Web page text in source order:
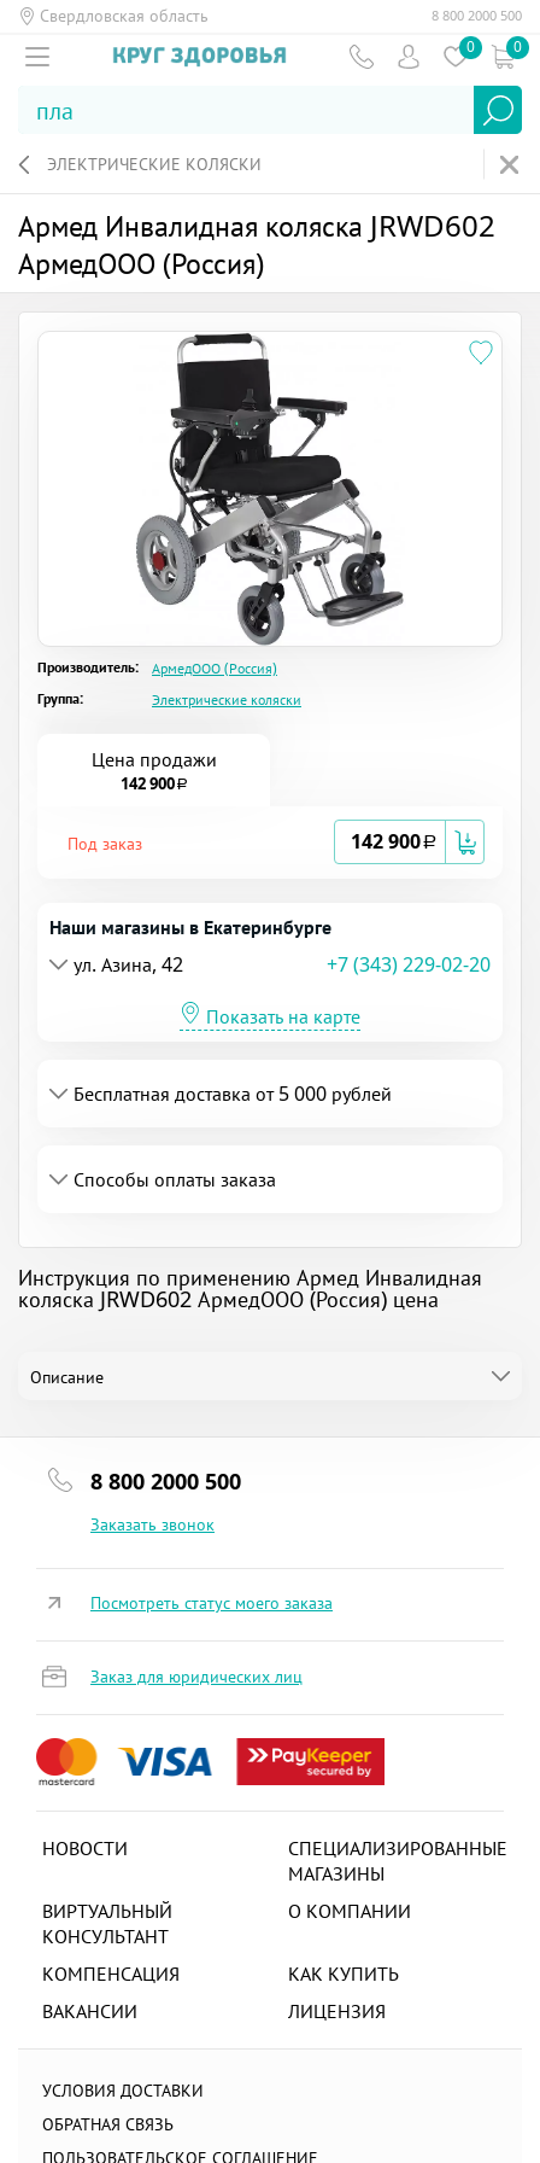
Свердловская область 8 800 2000 500
0 0
ЭЛЕКТРИЧЕСКИЕ КОЛЯСКИ
Армед Инвалидная коляска JRWD602
АрмедООО (Россия)
Производитель:
АрмедООО (Россия)
Группа:
Электрические коляски
Цена продажи
142 900a
Под заказ 142 900a
Наши магазины в Екатеринбурге
ул. Азина, 42
+7 (343) 229-02-20
Показать на карте
Бесплатная доставка от 5 000 рублей
Способы оплаты заказа
Инструкция по применению Армед Инвалидная
коляска JRWD602 АрмедООО (Россия) цена
Описание
8 800 2000 500
Заказать звонок
НОВОСТИ
СПЕЦИАЛИЗИРОВАННЫЕ
МАГАЗИНЫ
ВИРТУАЛЬНЫЙ
КОНСУЛЬТАНТ
О КОМПАНИИ
КОМПЕНСАЦИЯ
КАК КУПИТЬ
ВАКАНСИИ
ЛИЦЕНЗИЯ
УСЛОВИЯ ДОСТАВКИ
ОБРАТНАЯ СВЯЗЬ
ПОЛЬЗОВАТЕЛЬСКОЕ СОГЛАШЕНИЕ
Посмотреть статус моего заказа
Заказ для юридических лиц